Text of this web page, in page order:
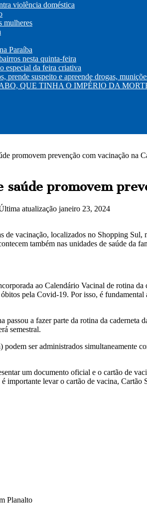
violência doméstica
mulheres
Paraíba
nesta quinta-feira
especial da feira criativa
suspeito e apreende drogas,
QUE TINHA O IMPÉRIO DA
promovem prevenção com vacinação na
promovem
atualização janeiro 23, 2024
de vacinação, localizados no Shopping
também nas unidades de saúde
ao Calendário Vacinal de rotina
pela Covid-19. Por isso, é fundamental
passou a fazer parte da rotina da
semestral.
ser administrados simultaneamente
um documento oficial e o cartão de
importante levar o cartão de vacina,
Planalto